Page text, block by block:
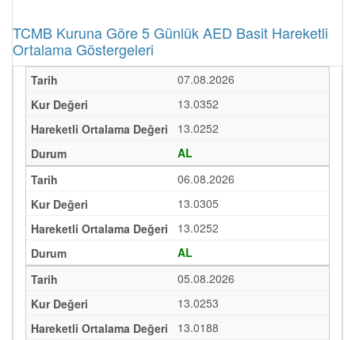
TCMB Kuruna Göre 5 Günlük AED Basit Hareketli
Ortalama Göstergeleri
07.08.2026
13.0352
13.0252
AL
06.08.2026
13.0305
13.0252
AL
05.08.2026
13.0253
13.0188